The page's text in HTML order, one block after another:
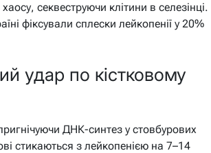
секвеструючи клітини в селезінці.
фіксували сплески лейкопенії у 20%
удар по кістковому
ДНК-синтез у стовбурових
стикаються з лейкопенією на 7–14